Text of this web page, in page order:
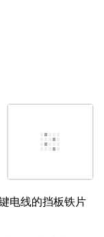
电线的挡板铁片